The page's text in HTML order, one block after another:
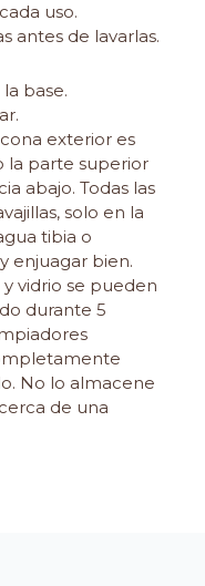
uso.
antes de lavarlas.
base.
exterior es
la parte superior
abajo. Todas las
solo en la
tibia o
enjuagar bien.
vidrio se pueden
durante 5
No lo almacene
de una